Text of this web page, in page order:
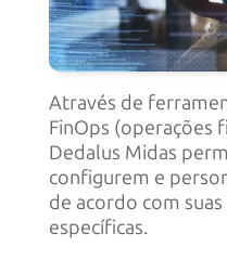
Através de
FinOps (operações
Dedalus Midas
configurem e
de acordo com
específicas.